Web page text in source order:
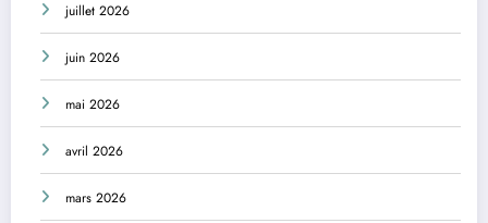
juillet 2026
juin 2026
mai 2026
avril 2026
mars 2026